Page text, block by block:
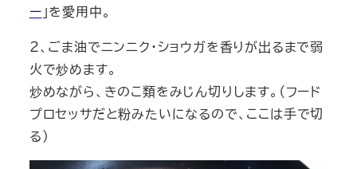
ー 」を愛用中。
２、ごま油でニンニク・ショウガを香りが出るまで弱
火で炒めます。
炒めながら、きのこ類をみじん切りします。（フード
プロセッサだと粉みたいになるので、ここは手で切
る）